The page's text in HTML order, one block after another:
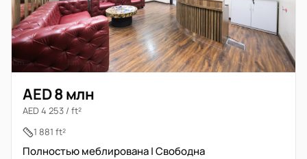
AED 8 млн
AED 4 253 / ft²
1 881 ft²
Полностью меблирована | Свободна